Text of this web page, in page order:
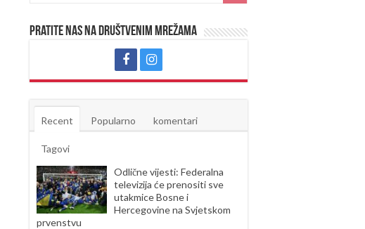
Pratite nas na društvenim mrežama
Recent Popularno komentari
Tagovi
Odlične vijesti: Federalna
televizija će prenositi sve
utakmice Bosne i
Hercegovine na Svjetskom
prvenstvu